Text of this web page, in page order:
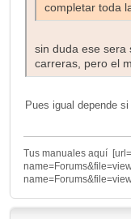
completar toda
sin duda ese sera
carreras, pero el
Pues igual depende
Tus manuales aquí